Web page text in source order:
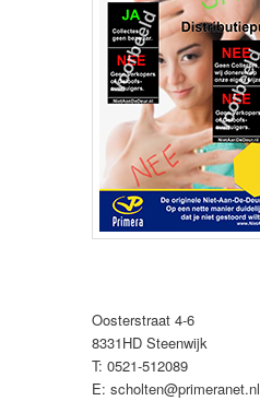
Oosterstraat 4-6
8331HD Steenwijk
T: 0521-512089
E: scholten@primeranet.nl